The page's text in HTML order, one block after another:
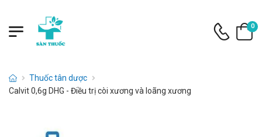
0
Thuốc tân dược
Calvit 0,6g DHG - Điều trị còi xương và loãng xương